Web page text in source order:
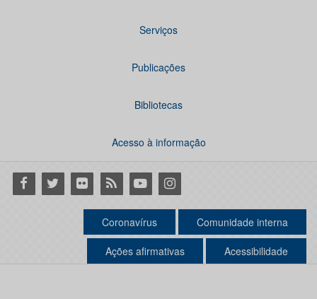
Serviços
Publicações
Bibliotecas
Acesso à informação
Facebook
Twitter Flickr RSS YoutubeInstagram
Coronavírus Comunidade interna
Ações afirmativas Acessibilidade